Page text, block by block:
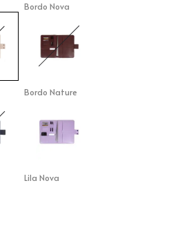
Bordo Nova
Bordo Nature
Lila Nova